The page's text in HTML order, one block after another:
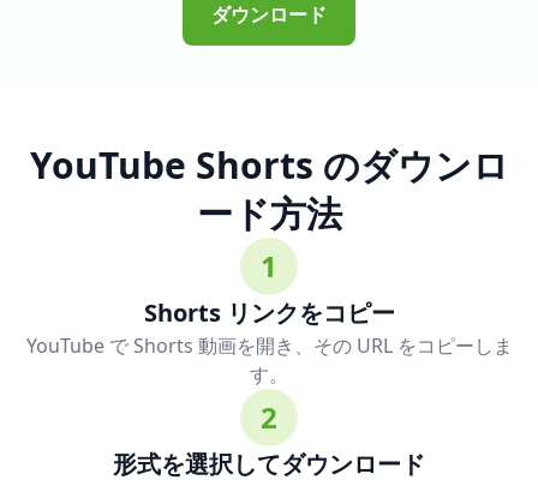
ダウンロード
YouTube Shorts のダウンロ
ード方法
1
Shorts リンクをコピー
YouTube で Shorts 動画を開き、その URL をコピーしま
す。
2
形式を選択してダウンロード